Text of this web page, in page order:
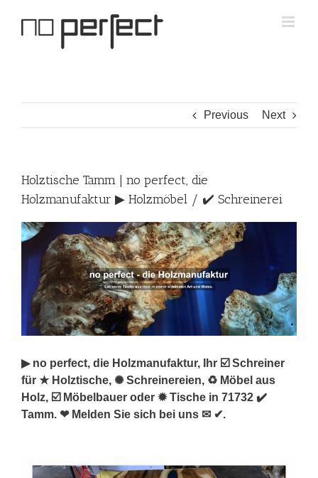
Previous Next
Holztische Tamm | no perfect, die
Holzmanufaktur ▶︎ Holzmöbel / ✔️ Schreinerei
▶︎ no perfect, die Holzmanufaktur, Ihr ☑️ Schreiner
für ★ Holztische, ✺ Schreinereien, ♻ Möbel aus
Holz, ☑️ Möbelbauer oder ✹ Tische in 71732 ✔️
Tamm. ❤ Melden Sie sich bei uns ✉ ✔.